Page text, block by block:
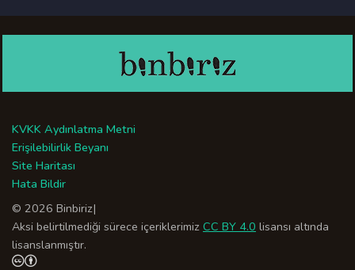
KVKK Aydınlatma Metni
Erişilebilirlik Beyanı
Site Haritası
Hata Bildir
© 2026 Binbiriz|
Aksi belirtilmediği sürece içeriklerimiz CC BY 4.0 lisansı altında
lisanslanmıştır.